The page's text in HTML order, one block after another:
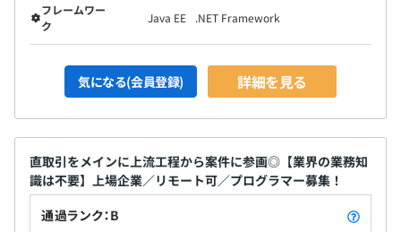
フレームワー
ク
Java EE .NET Framework
気になる(会員登録) 詳細を見る
直取引をメインに上流工程から案件に参画◎【業界の業務知
識は不要】上場企業／リモート可／プログラマー募集！
通過ランク：B